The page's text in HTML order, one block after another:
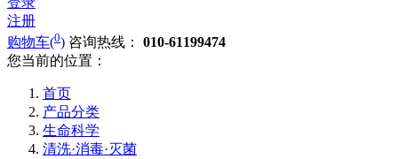
注册
购物车(0) 咨询热线： 010-61199474
您当前的位置：
首页
产品分类
生命科学
清洗·消毒·灭菌